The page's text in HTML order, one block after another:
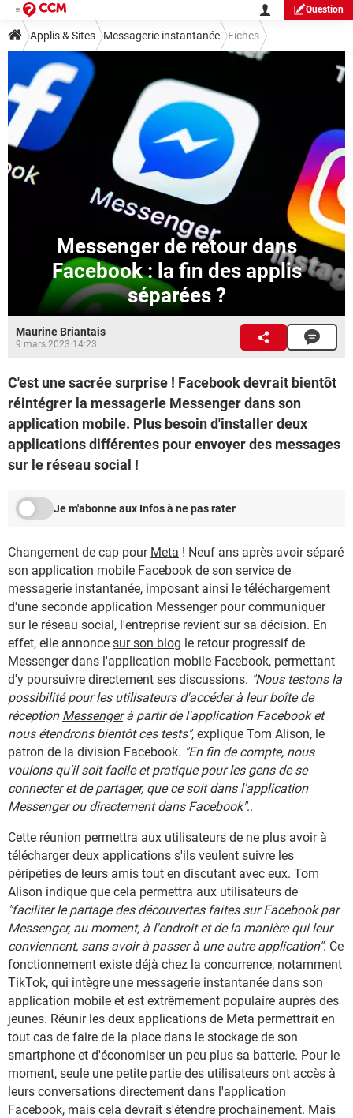
Question
Applis & Sites Messagerie instantanée Fiches
Guide messagerie instantanée
Messenger de retour dans
Facebook : la fin des applis
séparées ?
Maurine Briantais
9 mars 2023 14:23
C'est une sacrée surprise ! Facebook devrait bientôt
réintégrer la messagerie Messenger dans son
application mobile. Plus besoin d'installer deux
applications différentes pour envoyer des messages
sur le réseau social !
Je m'abonne aux Infos à ne pas rater
Changement de cap pour Meta ! Neuf ans après avoir séparé
son application mobile Facebook de son service de
messagerie instantanée, imposant ainsi le téléchargement
d'une seconde application Messenger pour communiquer
sur le réseau social, l'entreprise revient sur sa décision. En
effet, elle annonce sur son blog le retour progressif de
Messenger dans l'application mobile Facebook, permettant
d'y poursuivre directement ses discussions. "Nous testons la
possibilité pour les utilisateurs d'accéder à leur boîte de
réception Messengerà partir de l'application Facebook et
nous étendrons bientôt ces tests", explique Tom Alison, le
patron de la division Facebook. "En fin de compte, nous
voulons qu'il soit facile et pratique pour les gens de se
connecter et de partager, que ce soit dans l'application
Messenger ou directement dans Facebook"..
Cette réunion permettra aux utilisateurs de ne plus avoir à
télécharger deux applications s'ils veulent suivre les
péripéties de leurs amis tout en discutant avec eux. Tom
Alison indique que cela permettra aux utilisateurs de
"faciliter le partage des découvertes faites sur Facebook par
Messenger, au moment, à l'endroit et de la manière qui leur
conviennent, sans avoir à passer à une autre application". Ce
fonctionnement existe déjà chez la concurrence, notamment
TikTok, qui intègre une messagerie instantanée dans son
application mobile et est extrêmement populaire auprès des
jeunes. Réunir les deux applications de Meta permettrait en
tout cas de faire de la place dans le stockage de son
smartphone et d'économiser un peu plus sa batterie. Pour le
moment, seule une petite partie des utilisateurs ont accès à
leurs conversations directement dans l'application
Facebook, mais cela devrait s'étendre prochainement. Mais